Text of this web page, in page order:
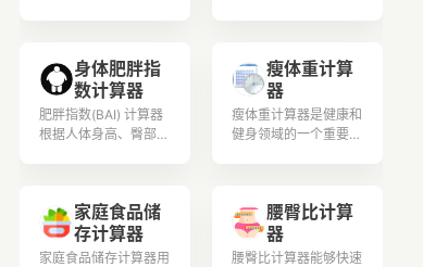
了解蛋白质如何与各个
领域相关，并深入了解
其益处和来源
食！
身体肥胖指
数计算器
肥胖指数(BAI) 计算器
根据人体身高、臀部尺
80岁之间的男性和女
性。
瘦体重计算
器
瘦体重计算器是健康和
健身领域的一个重要工
家庭食品储
存计算器
家庭食品储存计算器用
腰臀比计算
器
腰臀比计算器能够快速